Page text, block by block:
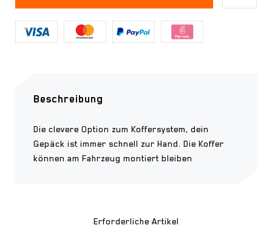
Beschreibung
Die clevere Option zum Koffersystem, dein
Gepäck ist immer schnell zur Hand. Die Koffer
können am Fahrzeug montiert bleiben
Erforderliche Artikel